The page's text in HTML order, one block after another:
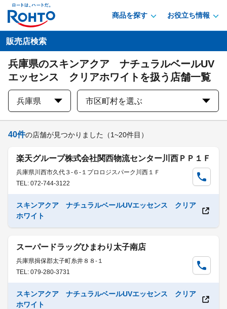
商品を探す お役立ち情報
販売店検索
兵庫県のスキンアクア ナチュラルベールUV
エッセンス クリアホワイトを扱う店舗一覧
兵庫県 市区町村を選ぶ
40件の店舗が見つかりました （1~20件目）
楽天グループ株式会社関西物流センター川西ＰＰ１Ｆ
兵庫県川西市久代３-６-１プロロジスパーク川西１Ｆ
TEL: 072-744-3122
スキンアクア ナチュラルベールUVエッセンス クリア
ホワイト
スーパードラッグひまわり太子南店
兵庫県揖保郡太子町糸井８８-１
TEL: 079-280-3731
スキンアクア ナチュラルベールUVエッセンス クリア
ホワイト